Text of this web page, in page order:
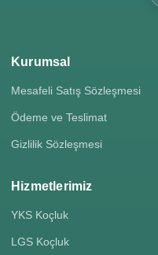
Kurumsal
Mesafeli Satış Sözleşmesi
Ödeme ve Teslimat
Gizlilik Sözleşmesi
Hizmetlerimiz
YKS Koçluk
LGS Koçluk